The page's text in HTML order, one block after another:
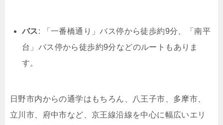
バス: 「一番橋通り」バス停から徒歩約9分、「南平
台」バス停から徒歩約9分などのルートもありま
す。
日野市内からの通学はもちろん、八王子市、多摩市、
立川市、府中市など、京王線沿線を中心に幅広いエリ